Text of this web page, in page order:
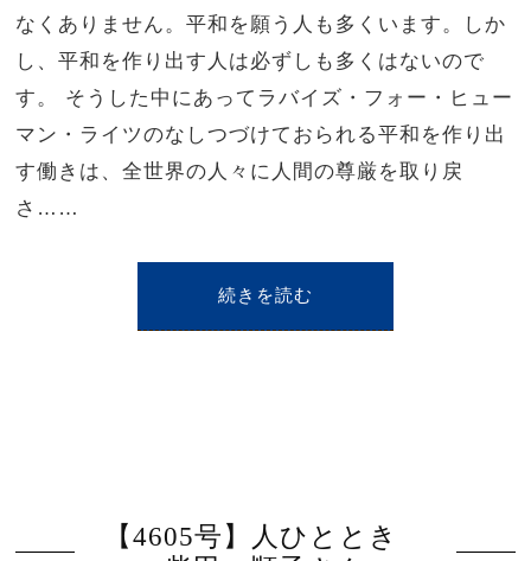
なくありません。平和を願う人も多くいます。しか
し、平和を作り出す人は必ずしも多くはないので
す。 そうした中にあってラバイズ・フォー・ヒュー
マン・ライツのなしつづけておられる平和を作り出
す働きは、全世界の人々に人間の尊厳を取り戻
さ……
続きを読む
【4605号】人ひととき